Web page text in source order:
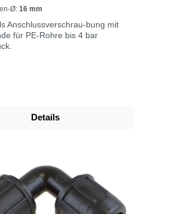
Ø: 16 mm
Anschlussverschrau-bung mit
für PE-Rohre bis 4 bar
Details